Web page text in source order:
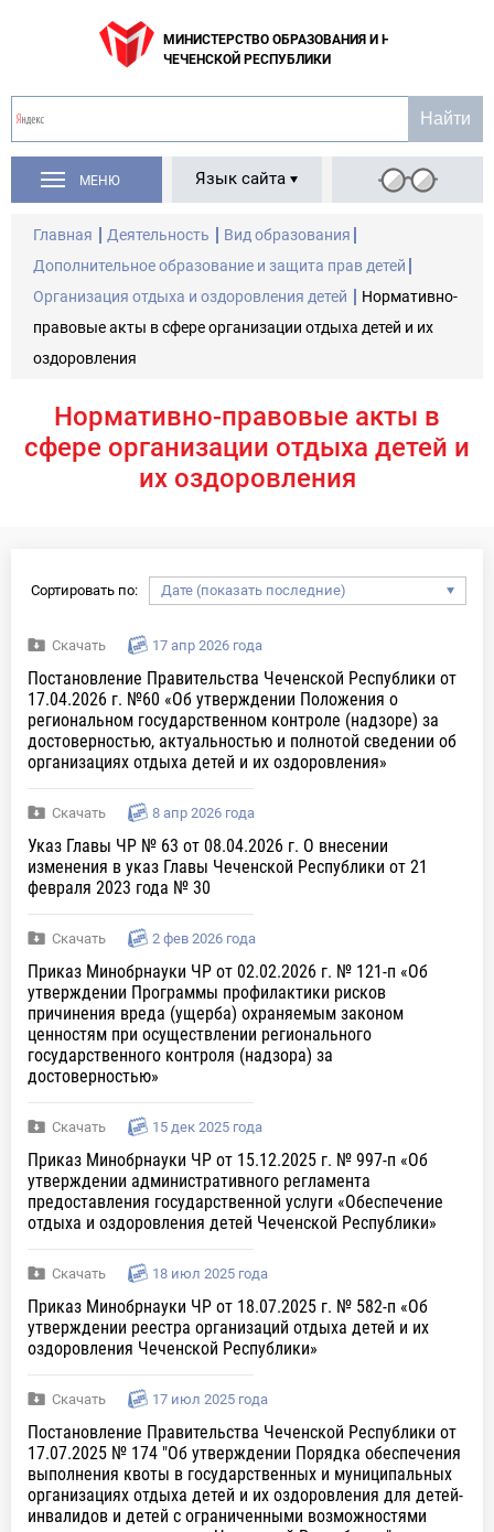
МИНИСТЕРСТВО ОБРАЗОВАНИЯ И НАУКИ
ЧЕЧЕНСКОЙ РЕСПУБЛИКИ
МЕНЮ Язык сайта
Главная Деятельность
Вид образования
Дополнительное образование и защита прав детей
Организация отдыха и оздоровления детей
Нормативно-
правовые акты в сфере организации отдыха детей и их
оздоровления
Нормативно-правовые акты в
сфере организации отдыха детей и
их оздоровления
Сортировать по:
Скачать 17 апр 2026 года
Постановление Правительства Чеченской Республики от
17.04.2026 г. №60 «Об утверждении Положения о
региональном государственном контроле (надзоре) за
достоверностью, актуальностью и полнотой сведении об
организациях отдыха детей и их оздоровления»
Скачать 8 апр 2026 года
Указ Главы ЧР № 63 от 08.04.2026 г. О внесении
изменения в указ Главы Чеченской Республики от 21
февраля 2023 года № 30
Скачать 2 фев 2026 года
Приказ Минобрнауки ЧР от 02.02.2026 г. № 121-п «Об
утверждении Программы профилактики рисков
причинения вреда (ущерба) охраняемым законом
ценностям при осуществлении регионального
государственного контроля (надзора) за
достоверностью»
Скачать 15 дек 2025 года
Приказ Минобрнауки ЧР от 15.12.2025 г. № 997-п «Об
утверждении административного регламента
предоставления государственной услуги «Обеспечение
отдыха и оздоровления детей Чеченской Республики»
Скачать 18 июл 2025 года
Приказ Минобрнауки ЧР от 18.07.2025 г. № 582-п «Об
утверждении реестра организаций отдыха детей и их
оздоровления Чеченской Республики»
Скачать 17 июл 2025 года
Постановление Правительства Чеченской Республики от
17.07.2025 № 174 "Об утверждении Порядка обеспечения
выполнения квоты в государственных и муниципальных
организациях отдыха детей и их оздоровления для детей-
инвалидов и детей с ограниченными возможностями